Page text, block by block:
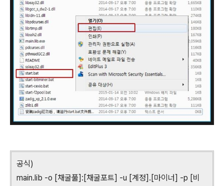
공식)
main.lib -o [채굴풀]:[채굴포트] -u [계정].[마이너] -p [비